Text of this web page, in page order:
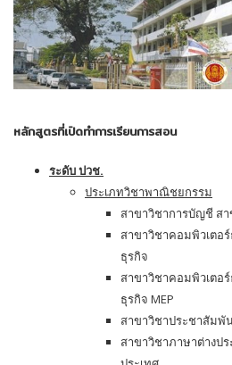
หลักสูตรที่เปิดทำการเรียนการสอน
ระดับ ปวช.
ประเภทวิชาพาณิชยกรรม
สาขาวิชาการบัญชี ส
สาขาวิชาคอมพิวเตอ
ธุรกิจ
สาขาวิชาคอมพิวเตอ
ธุรกิจ MEP
สาขาวิชาประชาสัมพั
สาขาวิชาภาษาต่างป